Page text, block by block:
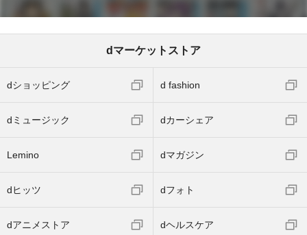
dマーケットストア
dショッピング d fashion
dミュージック dカーシェア
Lemino dマガジン
dヒッツ dフォト
dアニメストア dヘルスケア